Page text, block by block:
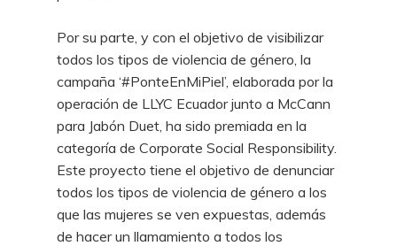
Por su parte, y con el objetivo de visibilizar
todos los tipos de violencia de género, la
campaña ‘#PonteEnMiPiel’, elaborada por la
operación de LLYC Ecuador junto a McCann
para Jabón Duet, ha sido premiada en la
categoría de Corporate Social Responsibility.
Este proyecto tiene el objetivo de denunciar
todos los tipos de violencia de género a los
que las mujeres se ven expuestas, además
de hacer un llamamiento a todos los